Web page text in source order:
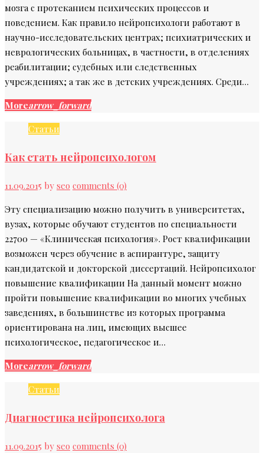
мозга с протеканием психических процессов и
поведением. Как правило нейропсихологи работают в
научно-исследовательских центрах; психиатрических и
неврологических больницах, в частности, в отделениях
реабилитации; судебных или следственных
учреждениях; а так же в детских учреждениях. Среди…
Morearrow_forward
Статьи
Как стать нейропсихологом
11.09.2015 by seo comments (0)
Эту специализацию можно получить в университетах,
вузах, которые обучают студентов по специальности
22700 — «Клиническая психология». Рост квалификации
возможен через обучение в аспирантуре, защиту
кандидатской и докторской диссертаций. Нейропсихолог
повышение квалификации На данный момент можно
пройти повышение квалификации во многих учебных
заведениях, в большинстве из которых программа
ориентирована на лиц, имеющих высшее
психологическое, педагогическое и…
Morearrow_forward
Статьи
Диагностика нейропсихолога
11.09.2015 by seo comments (0)